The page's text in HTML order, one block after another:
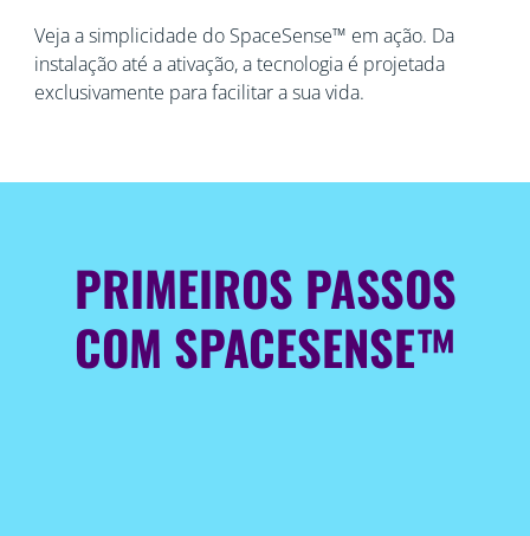
Veja a simplicidade do SpaceSense™ em ação. Da
instalação até a ativação, a tecnologia é projetada
exclusivamente para facilitar a sua vida.
PRIMEIROS PASSOS
COM SPACESENSE™